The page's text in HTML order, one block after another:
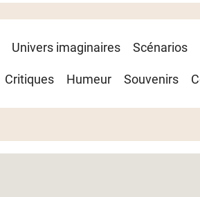
Univers imaginaires Scénarios
Critiques Humeur Souvenirs